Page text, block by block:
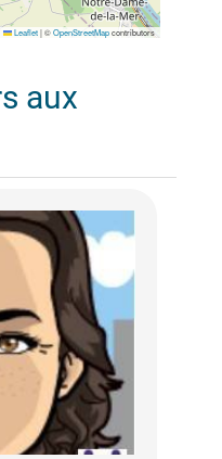
Leaflet |©OpenStreetMapcontributors
aux